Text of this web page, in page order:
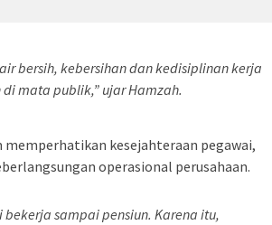
bersih, kebersihan dan kedisiplinan kerja
mata publik,” ujar Hamzah.
kesejahteraan pegawai,
operasional perusahaan.
sampai pensiun. Karena itu,